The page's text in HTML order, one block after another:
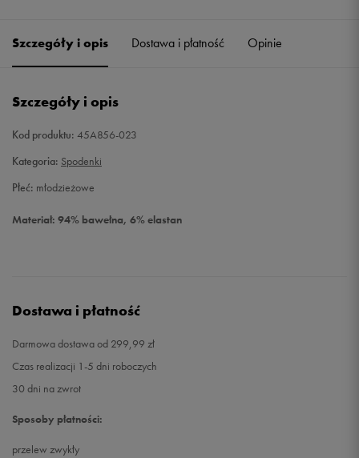
Szczegóły i opis Dostawa i płatność Opinie
Szczegóły i opis
Kod produktu: 45A856-023
Kategoria: Spodenki
Płeć: młodzieżowe
Materiał: 94% bawełna, 6% elastan
Dostawa i płatność
Darmowa dostawa od 299,99 zł
Czas realizacji 1-5 dni roboczych
30 dni na zwrot
Sposoby płatności:
przelew zwykły